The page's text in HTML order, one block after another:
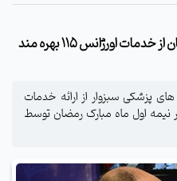
1190 نفر در نیمه اول ماه مبارک رمضان از خدمات اورژانس 115 بهره مند
پزشکی سبزوار از ارائه خدمات
به یکهزارو 190 نفر در نیمه اول ماه مبارک رمضان توسط